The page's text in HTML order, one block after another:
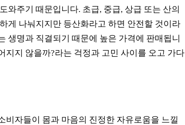
와주기 때문입니다. 초급, 중급, 상급 또는 산의
게 나눠지지만 등산화라고 하면 안전할 것이라
생명과 직결되기 때문에 높은 가격에 판매됩니
지지 않을까?라는 걱정과 고민 사이를 오고 가다
비자들이 몸과 마음의 진정한 자유로움을 느낄